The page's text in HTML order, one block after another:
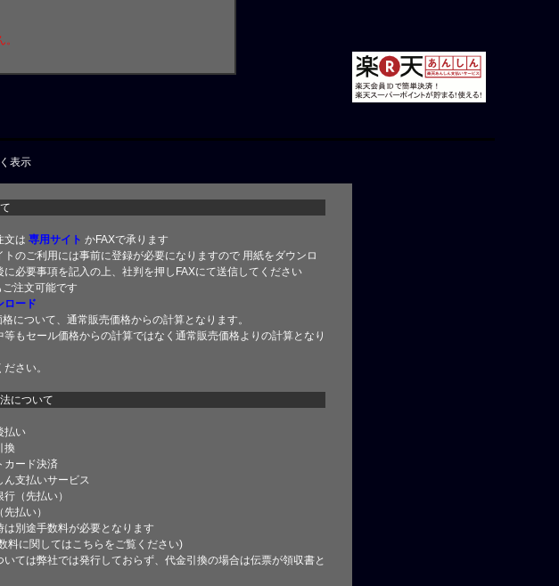
表示
文は 専用サイト かFAXで承ります
トのご利用には事前に登録が必要になりますので 用紙をダウンロ
に必要事項を記入の上、社判を押しFAXにて送信してください
ご注文可能です
ロード
について、通常販売価格からの計算となります。
等もセール価格からの計算ではなく通常販売価格よりの計算となり
さい。
について
払い
換
カード決済
ん支払いサービス
行（先払い）
払い）
は別途手数料が必要となります
料に関しては こちら をご覧ください)
いては弊社では発行しておらず、代金引換の場合は伝票が領収書と